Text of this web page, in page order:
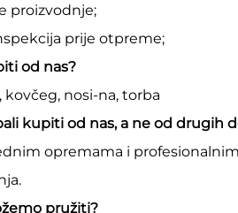
proizvodnje;
prije otpreme;
od nas?
kovčeg, nosi-na, torba
kupiti od nas, a ne od drugih
opremama i
pružiti?